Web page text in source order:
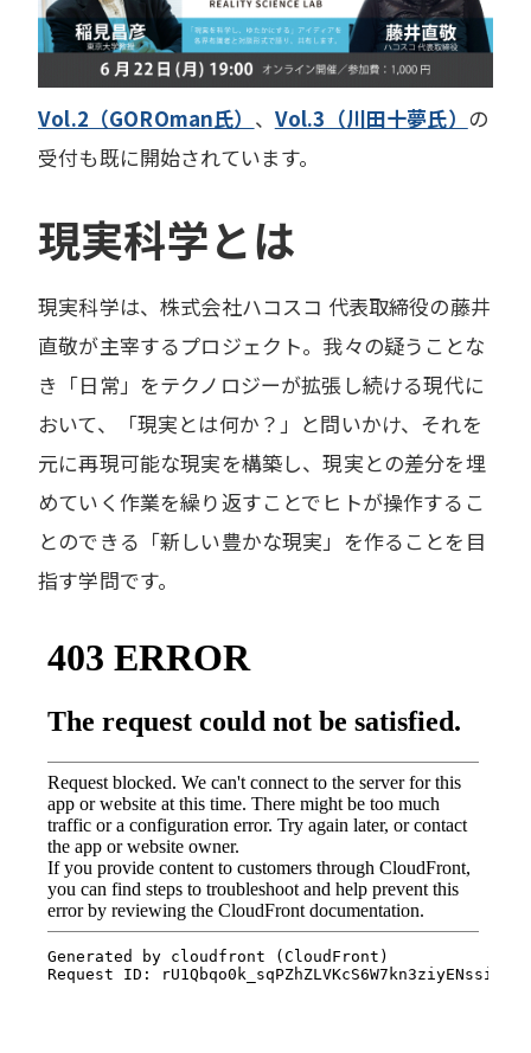
Vol.2（GOROman氏） 、 Vol.3（川田十夢氏） の
受付も既に開始されています。
現実科学とは
現実科学は、株式会社ハコスコ 代表取締役の藤井
直敬が主宰するプロジェクト。我々の疑うことな
き「日常」をテクノロジーが拡張し続ける現代に
おいて、「現実とは何か？」と問いかけ、それを
元に再現可能な現実を構築し、現実との差分を埋
めていく作業を繰り返すことでヒトが操作するこ
とのできる「新しい豊かな現実」を作ることを目
指す学問です。